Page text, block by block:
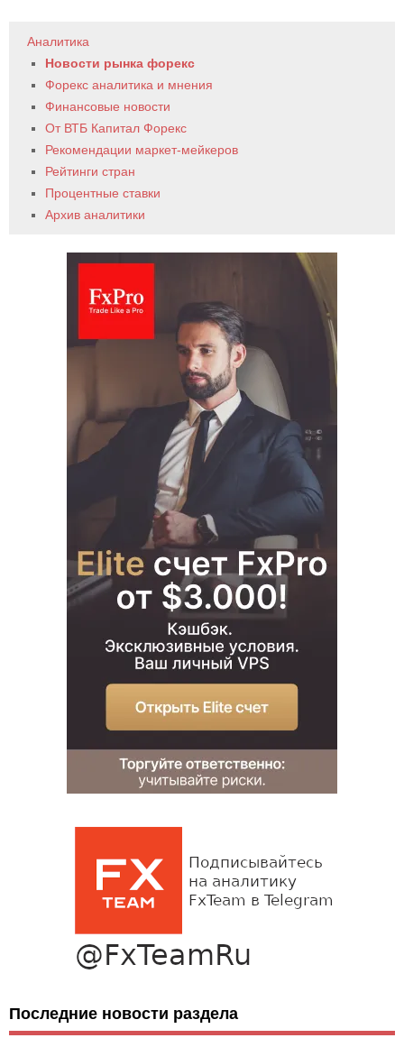
Аналитика
Новости рынка форекс
Форекс аналитика и мнения
Финансовые новости
От ВТБ Капитал Форекс
Рекомендации маркет-мейкеров
Рейтинги стран
Процентные ставки
Архив аналитики
Последние новости раздела